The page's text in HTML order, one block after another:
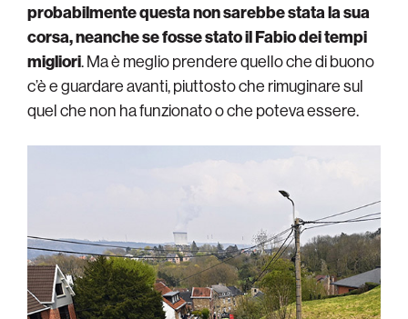
probabilmente questa non sarebbe stata la sua
corsa, neanche se fosse stato il Fabio dei tempi
migliori. Ma è meglio prendere quello che di buono
c’è e guardare avanti, piuttosto che rimuginare sul
quel che non ha funzionato o che poteva essere.